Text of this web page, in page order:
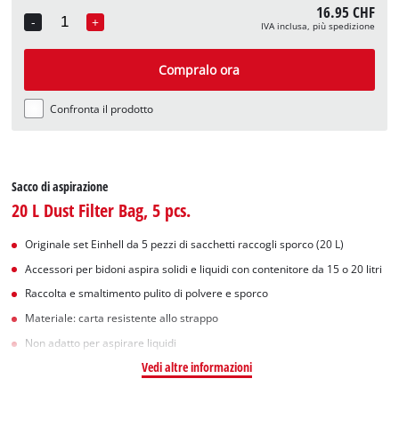
-
Quantity
+ 16.95 CHF
IVA inclusa, più spedizione
Compralo ora
Confronta il prodotto
Sacco di aspirazione
20 L Dust Filter Bag, 5 pcs.
Originale set Einhell da 5 pezzi di sacchetti raccogli sporco (20 L)
Accessori per bidoni aspira solidi e liquidi con contenitore da 15 o 20 litri
Raccolta e smaltimento pulito di polvere e sporco
Materiale: carta resistente allo strappo
Non adatto per aspirare liquidi
Vedi altre informazioni